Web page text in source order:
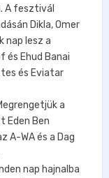
A fesztivál
Dikla, Omer
nap lesz a
és Ehud Banai
és Eviatar
a
Eden Ben
A-WA és a Dag
nap hajnalba